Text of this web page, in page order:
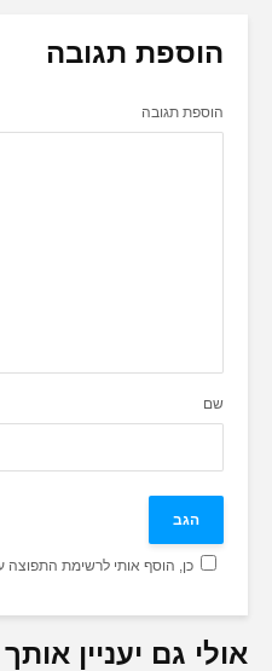
הוספת תגובה
הוספת תגובה
שם
כן, הוסף אותי לרשימת התפוצה
אולי גם יעניין אותך